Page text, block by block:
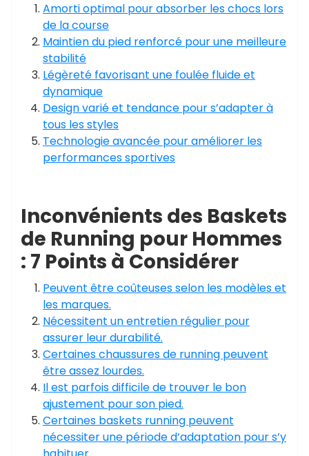
Amorti optimal pour absorber les chocs lors
de la course
Maintien du pied renforcé pour une meilleure
stabilité
Légèreté favorisant une foulée fluide et
dynamique
Design varié et tendance pour s’adapter à
tous les styles
Technologie avancée pour améliorer les
performances sportives
Inconvénients des Baskets
de Running pour Hommes
: 7 Points à Considérer
Peuvent être coûteuses selon les modèles et
les marques.
Nécessitent un entretien régulier pour
assurer leur durabilité.
Certaines chaussures de running peuvent
être assez lourdes.
Il est parfois difficile de trouver le bon
ajustement pour son pied.
Certaines baskets running peuvent
nécessiter une période d’adaptation pour s’y